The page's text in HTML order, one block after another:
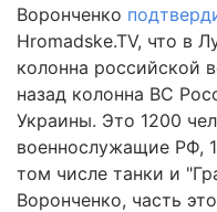
Воронченко
Hromadske.TV, что в
колонна российской
назад колонна ВС
Украины. Это 1200
военнослужащие РФ,
том числе танки и
Воронченко, часть